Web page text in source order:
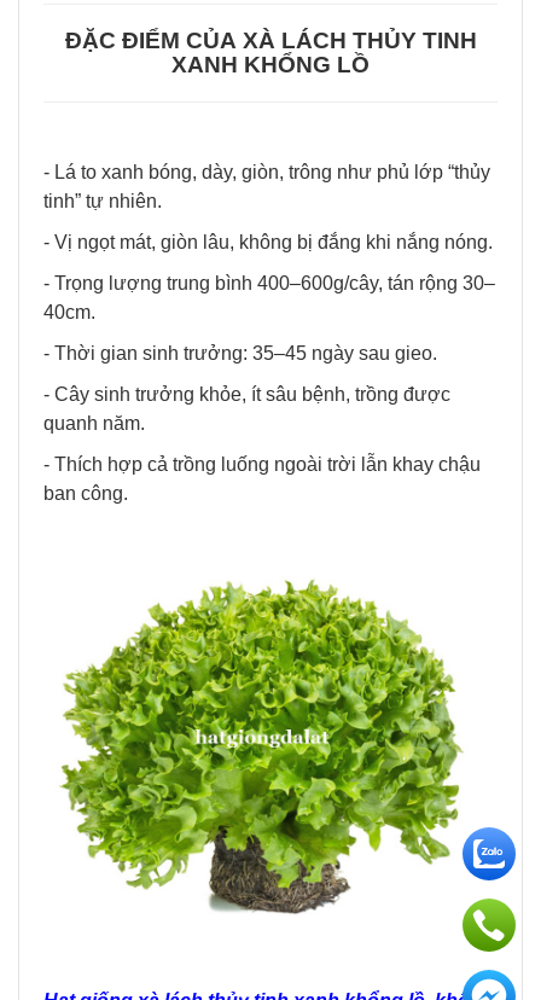
ĐẶC ĐIỂM CỦA XÀ LÁCH THỦY TINH
XANH KHỔNG LỒ
- Lá to xanh bóng, dày, giòn, trông như phủ lớp “thủy
tinh” tự nhiên.
- Vị ngọt mát, giòn lâu, không bị đắng khi nắng nóng.
- Trọng lượng trung bình 400–600g/cây, tán rộng 30–
40cm.
- Thời gian sinh trưởng: 35–45 ngày sau gieo.
- Cây sinh trưởng khỏe, ít sâu bệnh, trồng được
quanh năm.
- Thích hợp cả trồng luống ngoài trời lẫn khay chậu
ban công.